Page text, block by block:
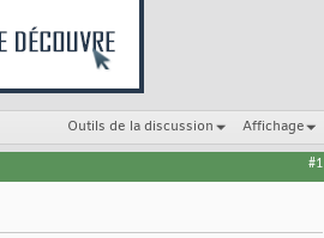
Outils de la discussion Affichage
#1